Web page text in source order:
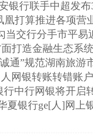
银行联手中超发
凰打算推进各项营
当交行分手市平易
打造金融生态系
通”规范湖南旅游
网银转账转错账
中行网银将开启
夏银行ge[人]网上